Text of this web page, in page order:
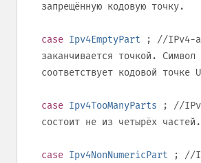
запрещённую кодовую точку.
case Ipv4EmptyPart ; //IPv4-
заканчивается точкой. Символ
соответствует кодовой точке
case Ipv4TooManyParts ; //
состоит не из четырёх частей.
case Ipv4NonNumericPart ; //